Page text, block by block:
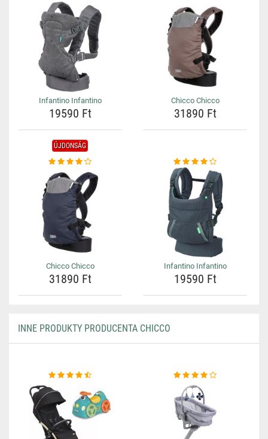
Infantino Infantino
19590 Ft
Chicco Chicco
31890 Ft
ÚJDONSÁG
Chicco Chicco
31890 Ft
Infantino Infantino
19590 Ft
INNE PRODUKTY PRODUCENTA CHICCO